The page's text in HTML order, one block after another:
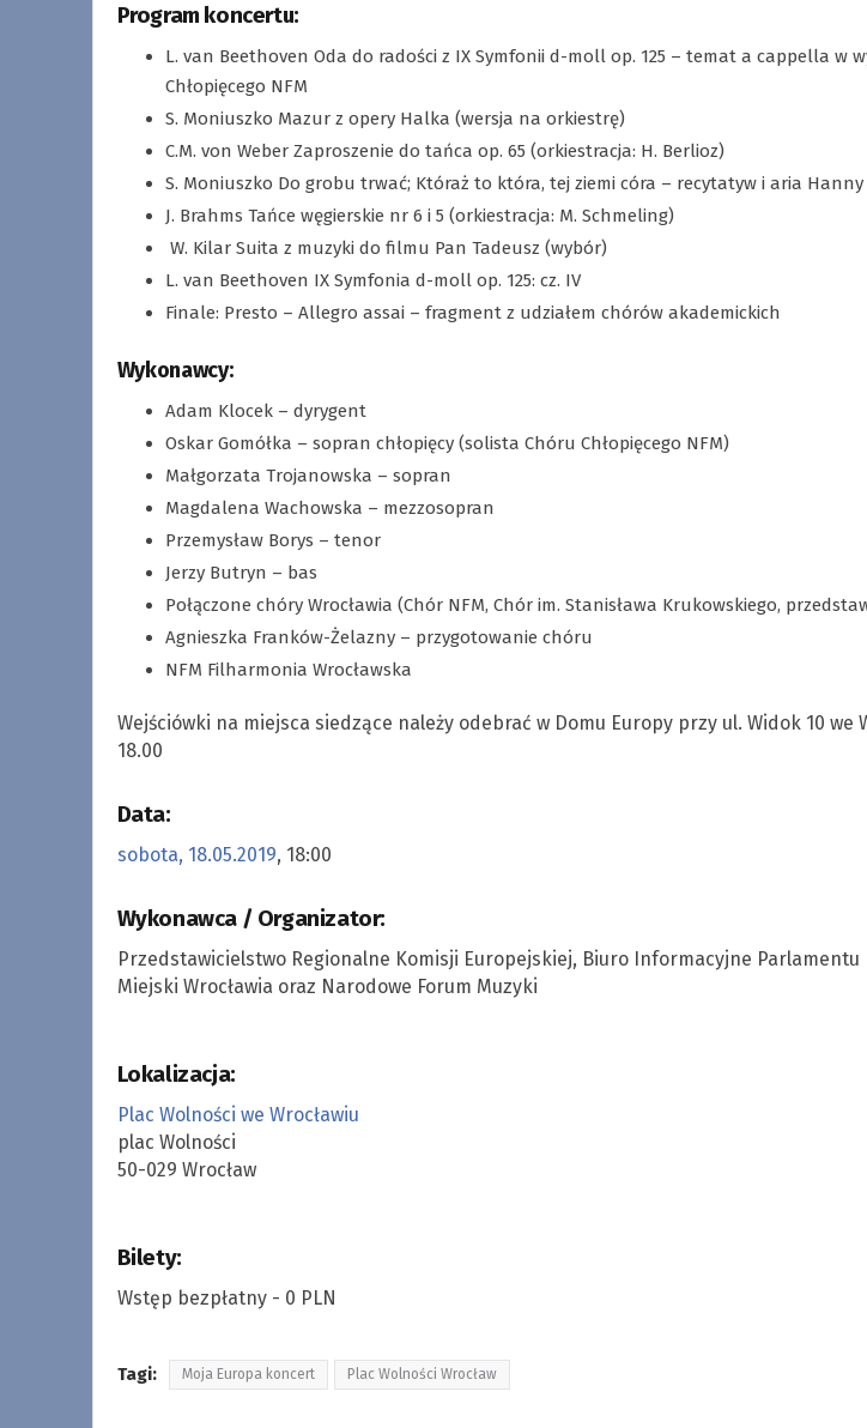
Program koncertu:
L. van Beethoven Oda do radości z IX Symfonii d-moll op. 125 – temat a cappella w
Chłopięcego NFM
S. Moniuszko Mazur z opery Halka (wersja na orkiestrę)
C.M. von Weber Zaproszenie do tańca op. 65 (orkiestracja: H. Berlioz)
S. Moniuszko Do grobu trwać; Któraż to która, tej ziemi córa – recytatyw i aria
J. Brahms Tańce węgierskie nr 6 i 5 (orkiestracja: M. Schmeling)
W. Kilar Suita z muzyki do filmu Pan Tadeusz (wybór)
L. van Beethoven IX Symfonia d-moll op. 125: cz. IV
Finale: Presto – Allegro assai – fragment z udziałem chórów akademickich
Wykonawcy:
Adam Klocek – dyrygent
Oskar Gomółka – sopran chłopięcy (solista Chóru Chłopięcego NFM)
Małgorzata Trojanowska – sopran
Magdalena Wachowska – mezzosopran
Przemysław Borys – tenor
Jerzy Butryn – bas
Połączone chóry Wrocławia (Chór NFM, Chór im. Stanisława Krukowskiego,
Agnieszka Franków-Żelazny – przygotowanie chóru
NFM Filharmonia Wrocławska
Wejściówki na miejsca siedzące należy odebrać w Domu Europy przy ul. Widok 10 we
18.00
Data:
sobota, 18.05.2019, 18:00
Wykonawca / Organizator:
Przedstawicielstwo Regionalne Komisji Europejskiej, Biuro Informacyjne Parlamentu
Miejski Wrocławia oraz Narodowe Forum Muzyki
Lokalizacja:
Plac Wolności we Wrocławiu
plac Wolności
50-029 Wrocław
Bilety:
Wstęp bezpłatny - 0 PLN
Tagi: Moja Europa koncert Plac Wolności Wrocław